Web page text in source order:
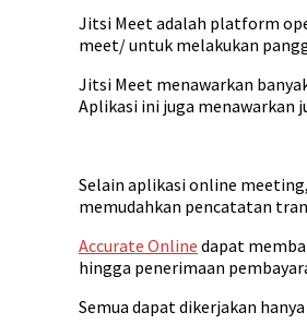
Jitsi Meet adalah platform
meet/ untuk melakukan
Jitsi Meet menawarkan
Aplikasi ini juga menawarkan
Selain aplikasi online
memudahkan pencatatan
Accurate Online dapat
hingga penerimaan
Semua dapat dikerjakan